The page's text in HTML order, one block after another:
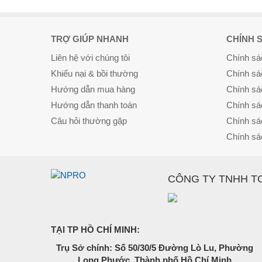
TRỢ GIÚP NHANH
Liên hệ với chúng tôi
Khiếu nại & bồi thường
Hướng dẫn mua hàng
Hướng dẫn thanh toán
Câu hỏi thường gặp
CHÍNH
Chính
Chính
Chính
Chính
Chính
Chính
CÔNG TY TNHH
TẠI TP HỒ CHÍ MINH:
Trụ Sở chính: Số 50/30/5 Đường Lò Lu, Phường